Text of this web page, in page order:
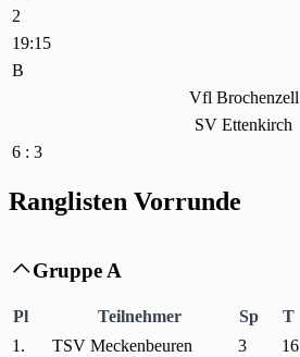
2
19:15
B
Vfl Brochenzell
SV Ettenkirch
6 : 3
Ranglisten Vorrunde
 Gruppe A
Pl Teilnehmer Sp T
1.
TSV Meckenbeuren 3